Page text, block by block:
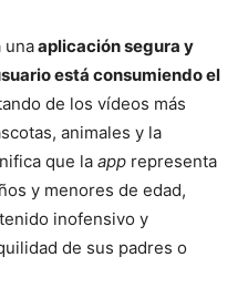
unaaplicación segura y
está consumiendo el
de los vídeos más
animales y la
que la app representa
y menores de edad,
inofensivo y
de sus padres o